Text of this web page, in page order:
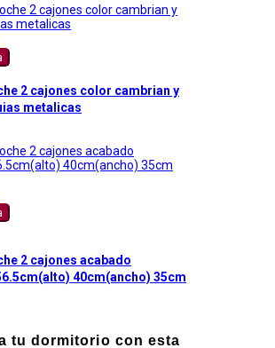
2 cajones color cambrian y
metalicas
2 cajones acabado
40cm(ancho) 35cm
tu dormitorio con esta